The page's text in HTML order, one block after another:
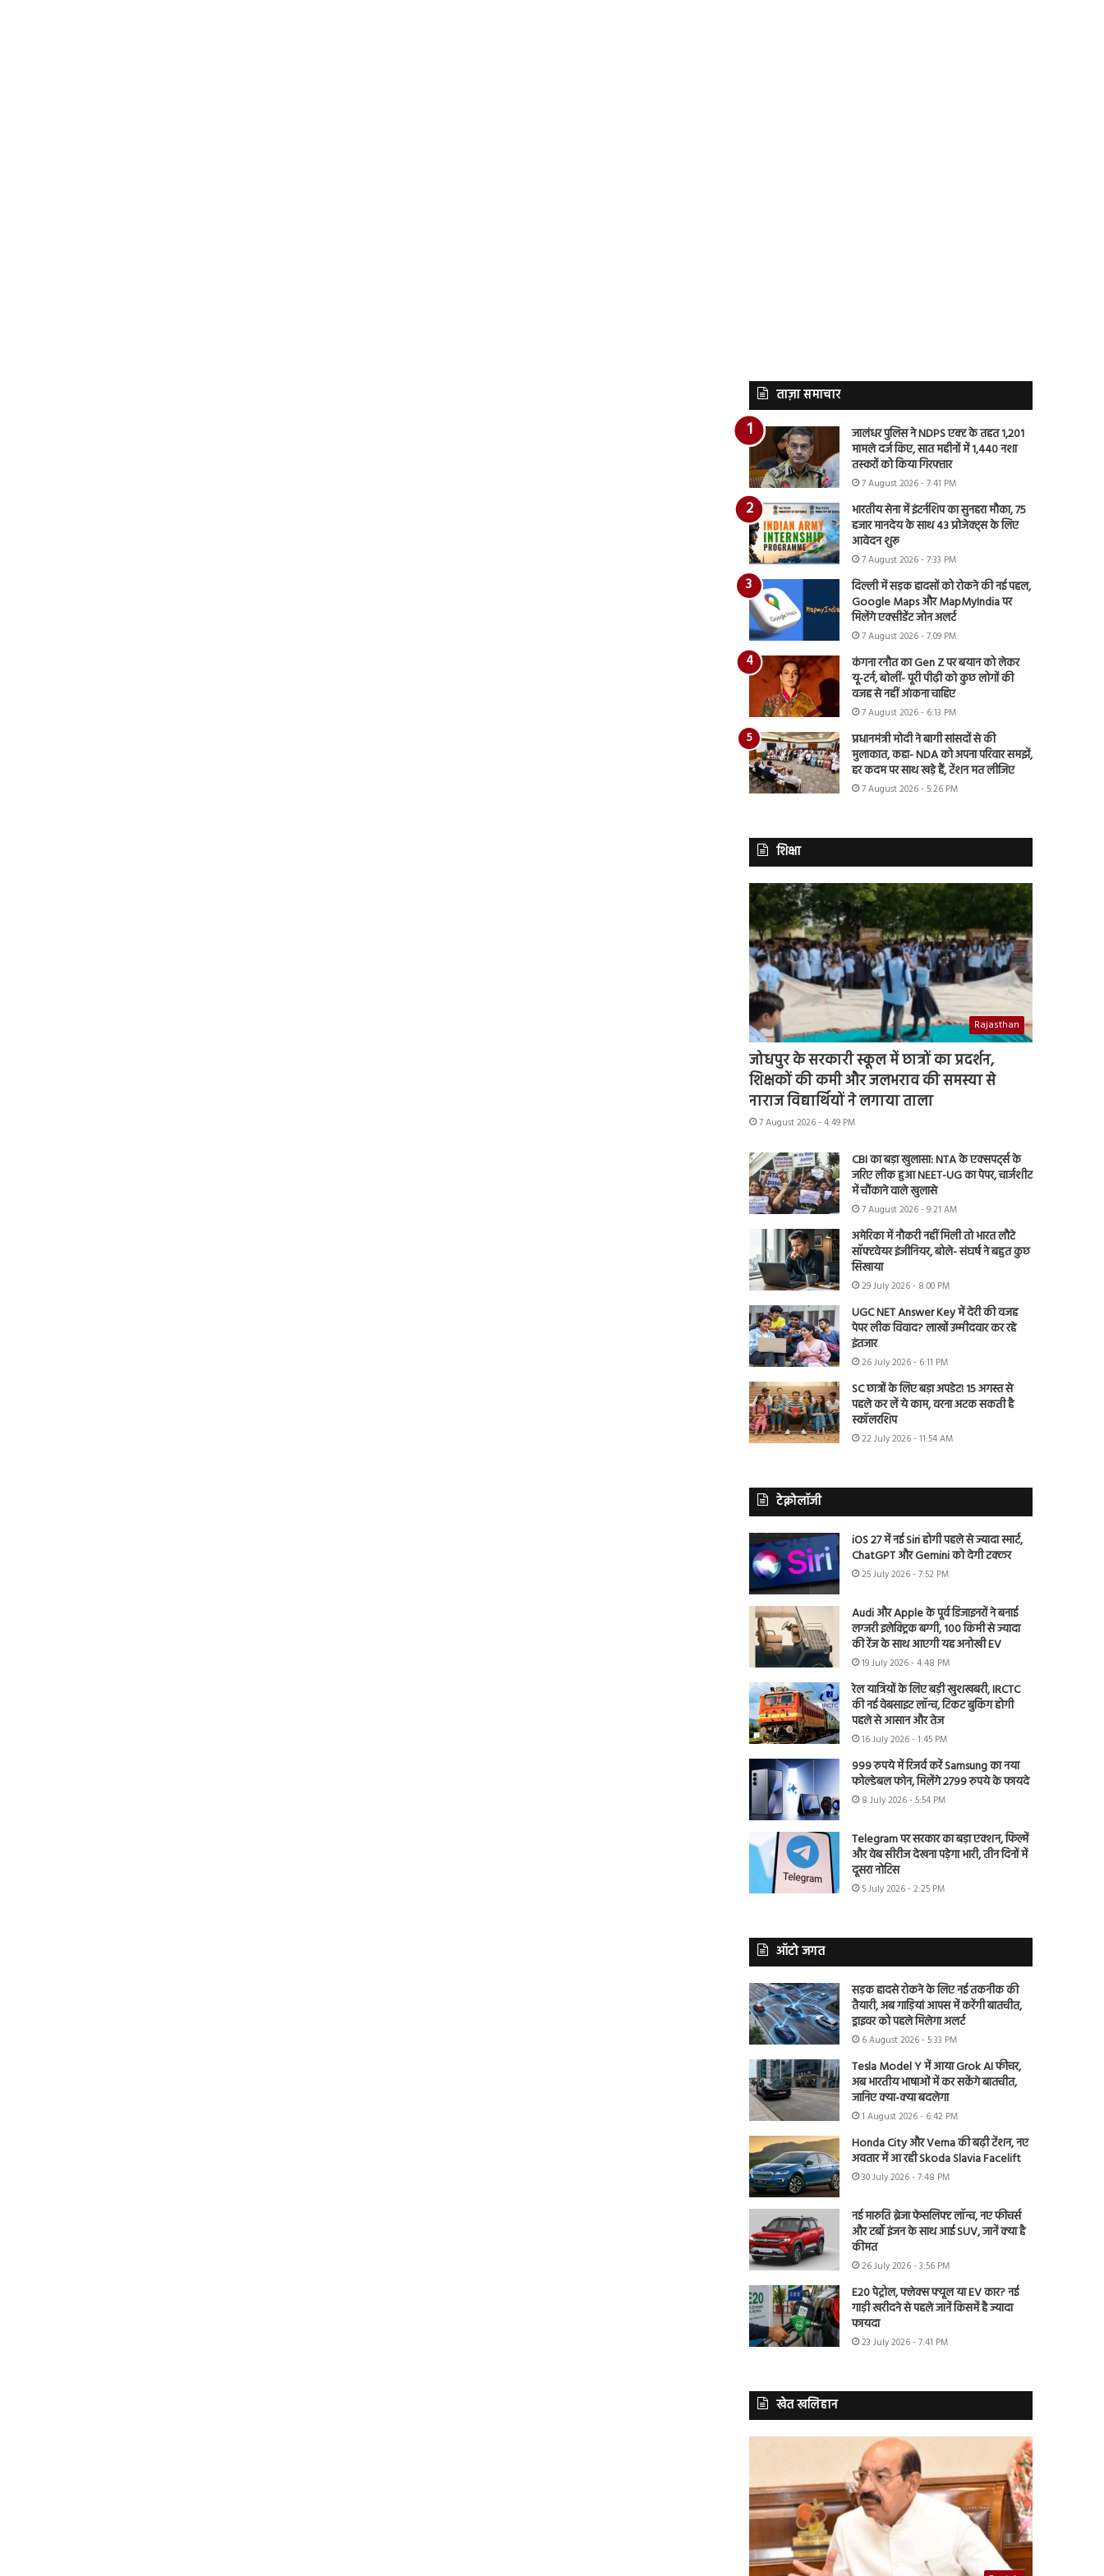
ताज़ा समाचार
जालंधर पुलिस ने NDPS एक्ट के तहत 1,201
मामले दर्ज किए, सात महीनों में 1,440 नशा
तस्करों को किया गिरफ्तार
7 August 2026 - 7:41 PM
भारतीय सेना में इंटर्नशिप का सुनहरा मौका, 75
हजार मानदेय के साथ 43 प्रोजेक्ट्स के लिए
आवेदन शुरू
7 August 2026 - 7:33 PM
दिल्ली में सड़क हादसों को रोकने की नई पहल,
Google Maps और MapMyIndia पर
मिलेंगे एक्सीडेंट जोन अलर्ट
7 August 2026 - 7:09 PM
कंगना रनौत का Gen Z पर बयान को लेकर
यू-टर्न, बोलीं- पूरी पीढ़ी को कुछ लोगों की
वजह से नहीं आंकना चाहिए
7 August 2026 - 6:13 PM
प्रधानमंत्री मोदी ने बागी सांसदों से की
मुलाकात, कहा- NDA को अपना परिवार समझें,
हर कदम पर साथ खड़े हैं, टेंशन मत लीजिए
7 August 2026 - 5:26 PM
शिक्षा
Rajasthan
जोधपुर के सरकारी स्कूल में छात्रों का प्रदर्शन,
शिक्षकों की कमी और जलभराव की समस्या से
नाराज विद्यार्थियों ने लगाया ताला
7 August 2026 - 4:49 PM
CBI का बड़ा खुलासा: NTA के एक्सपर्ट्स के
जरिए लीक हुआ NEET-UG का पेपर, चार्जशीट
में चौंकाने वाले खुलासे
7 August 2026 - 9:21 AM
अमेरिका में नौकरी नहीं मिली तो भारत लौटे
सॉफ्टवेयर इंजीनियर, बोले- संघर्ष ने बहुत कुछ
सिखाया
29 July 2026 - 8:00 PM
UGC NET Answer Key में देरी की वजह
पेपर लीक विवाद? लाखों उम्मीदवार कर रहे
इंतजार
26 July 2026 - 6:11 PM
SC छात्रों के लिए बड़ा अपडेट! 15 अगस्त से
पहले कर लें ये काम, वरना अटक सकती है
स्कॉलरशिप
22 July 2026 - 11:54 AM
टेक्नोलॉजी
iOS 27 में नई Siri होगी पहले से ज्यादा स्मार्ट,
ChatGPT और Gemini को देगी टक्कर
25 July 2026 - 7:52 PM
Audi और Apple के पूर्व डिजाइनरों ने बनाई
लग्जरी इलेक्ट्रिक बग्गी, 100 किमी से ज्यादा
की रेंज के साथ आएगी यह अनोखी EV
19 July 2026 - 4:48 PM
रेल यात्रियों के लिए बड़ी खुशखबरी, IRCTC
की नई वेबसाइट लॉन्च, टिकट बुकिंग होगी
पहले से आसान और तेज
16 July 2026 - 1:45 PM
999 रुपये में रिजर्व करें Samsung का नया
फोल्डेबल फोन, मिलेंगे 2799 रुपये के फायदे
8 July 2026 - 5:54 PM
Telegram पर सरकार का बड़ा एक्शन, फिल्में
और वेब सीरीज देखना पड़ेगा भारी, तीन दिनों में
दूसरा नोटिस
5 July 2026 - 2:25 PM
ऑटो जगत
सड़क हादसे रोकने के लिए नई तकनीक की
तैयारी, अब गाड़ियां आपस में करेंगी बातचीत,
ड्राइवर को पहले मिलेगा अलर्ट
6 August 2026 - 5:33 PM
Tesla Model Y में आया Grok AI फीचर,
अब भारतीय भाषाओं में कर सकेंगे बातचीत,
जानिए क्या-क्या बदलेगा
1 August 2026 - 6:42 PM
Honda City और Verna की बढ़ी टेंशन, नए
अवतार में आ रही Skoda Slavia Facelift
30 July 2026 - 7:48 PM
नई मारुति ब्रेजा फेसलिफ्ट लॉन्च, नए फीचर्स
और टर्बो इंजन के साथ आई SUV, जानें क्या है
कीमत
26 July 2026 - 3:56 PM
E20 पेट्रोल, फ्लेक्स फ्यूल या EV कार? नई
गाड़ी खरीदने से पहले जानें किसमें है ज्यादा
फायदा
23 July 2026 - 7:41 PM
खेत खलिहान